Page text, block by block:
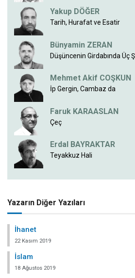
Yakup DÖĞER
Tarih, Hurafat ve Esatir
Bünyamin ZERAN
Düşüncenin Girdabında Üç
Mehmet Akif COŞKUN
İp Gergin, Cambaz da
Faruk KARAASLAN
Çeç
Erdal BAYRAKTAR
Teyakkuz Hali
Yazarın Diğer Yazıları
İhanet
22 Kasım 2019
İslam
18 Ağustos 2019